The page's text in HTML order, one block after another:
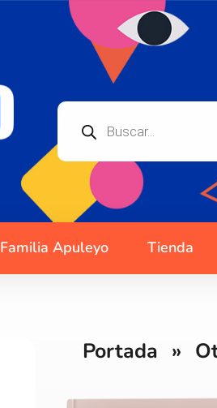
Familia Apuleyo Tienda
Portada »